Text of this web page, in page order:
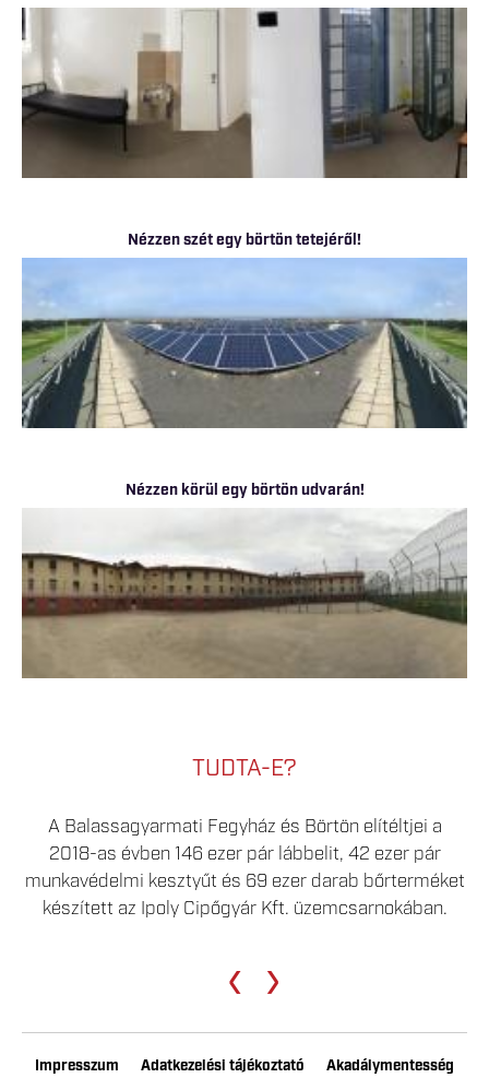
Nézzen szét egy börtön tetejéről!
Nézzen körül egy börtön udvarán!
TUDTA-E?
A Balassagyarmati Fegyház és Börtön elítéltjei a
2018-as évben 146 ezer pár lábbelit, 42 ezer pár
munkavédelmi kesztyűt és 69 ezer darab bőrterméket
készített az Ipoly Cipőgyár Kft. üzemcsarnokában.
‹ ›
Impresszum Adatkezelési tájékoztató Akadálymentesség